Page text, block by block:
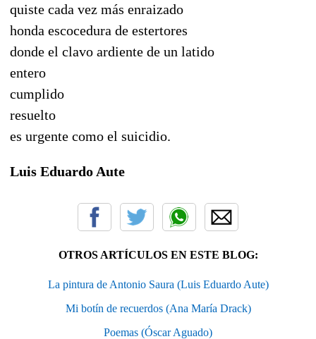
quiste cada vez más enraizado
honda escocedura de estertores
donde el clavo ardiente de un latido
entero
cumplido
resuelto
es urgente como el suicidio.
Luis Eduardo Aute
OTROS ARTÍCULOS EN ESTE BLOG:
La pintura de Antonio Saura (Luis Eduardo Aute)
Mi botín de recuerdos (Ana María Drack)
Poemas (Óscar Aguado)